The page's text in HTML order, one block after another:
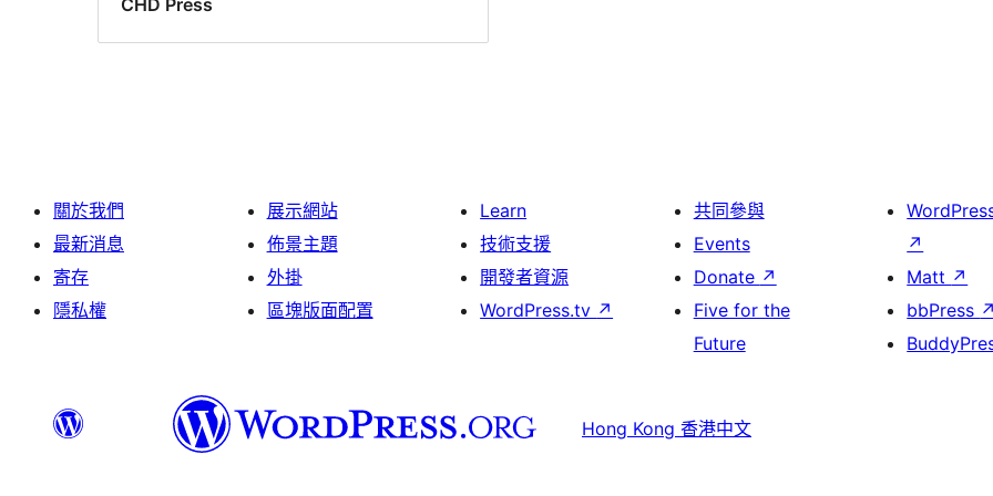
CHD Press
關於我們
最新消息
寄存
隱私權
展示網站
佈景主題
外掛
區塊版面配置
Learn
技術支援
開發者資源
WordPress.tv ↗
共同參與
Events
Donate ↗
Five for the
Future
↗
Matt ↗
bbPress ↗
Hong Kong 香港中文